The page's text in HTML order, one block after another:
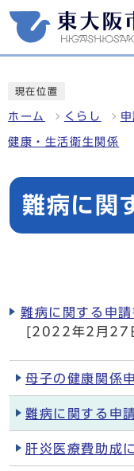
現在位置
ホーム くらし
健康・生活衛生関係
難病に関
難病に関する申請
[2022年2月27
母子の健康関係
難病に関する申
肝炎医療費助成